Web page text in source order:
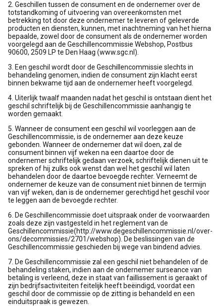
2. Geschillen tussen de consument en de ondernemer over de
totstandkoming of uitvoering van overeenkomsten met
betrekking tot door deze ondernemer te leveren of geleverde
producten en diensten, kunnen, met inachtneming van het hierna
bepaalde, zowel door de consument als de ondernemer worden
voorgelegd aan de Geschillencommissie Webshop, Postbus
90600, 2509 LP te Den Haag (www.sgc.nl).
3. Een geschil wordt door de Geschillencommissie slechts in
behandeling genomen, indien de consument zijn klacht eerst
binnen bekwame tijd aan de ondernemer heeft voorgelegd.
4. Uiterlijk twaalf maanden nadat het geschil is ontstaan dient het
geschil schriftelijk bij de Geschillencommissie aanhangig te
worden gemaakt.
5. Wanneer de consument een geschil wil voorleggen aan de
Geschillencommissie, is de ondernemer aan deze keuze
gebonden. Wanneer de ondernemer dat wil doen, zal de
consument binnen vijf weken na een daartoe door de
ondernemer schriftelijk gedaan verzoek, schriftelijk dienen uit te
spreken of hij zulks ook wenst dan wel het geschil wil laten
behandelen door de daartoe bevoegde rechter. Verneemt de
ondernemer de keuze van de consument niet binnen de termijn
van vijf weken, dan is de ondernemer gerechtigd het geschil voor
te leggen aan de bevoegde rechter.
6. De Geschillencommissie doet uitspraak onder de voorwaarden
zoals deze zijn vastgesteld in het reglement van de
Geschillencommissie(http://www.degeschillencommissie.nl/over-
ons/decommissies/2701/webshop). De beslissingen van de
Geschillencommissie geschieden bij wege van bindend advies.
7. De Geschillencommissie zal een geschil niet behandelen of de
behandeling staken, indien aan de ondernemer surseance van
betaling is verleend, deze in staat van faillissement is geraakt of
zijn bedrijfsactiviteiten feitelijk heeft beëindigd, voordat een
geschil door de commissie op de zitting is behandeld en een
einduitspraak is gewezen.